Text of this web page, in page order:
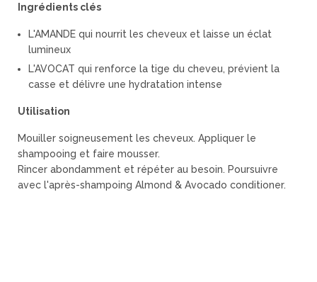
Ingrédients clés
L'AMANDE qui nourrit les cheveux et laisse un éclat
lumineux
L'AVOCAT qui renforce la tige du cheveu, prévient la
casse et délivre une hydratation intense
Utilisation
Mouiller soigneusement les cheveux. Appliquer le
shampooing et faire mousser.
Rincer abondamment et répéter au besoin. Poursuivre
avec l'après-shampoing Almond & Avocado conditioner.